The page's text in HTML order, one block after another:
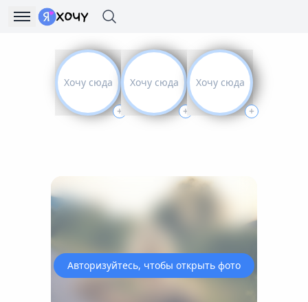
Хочу сюда
+
Хочу сюда
+
Хочу сюда
+
Авторизуйтесь, чтобы открыть фото